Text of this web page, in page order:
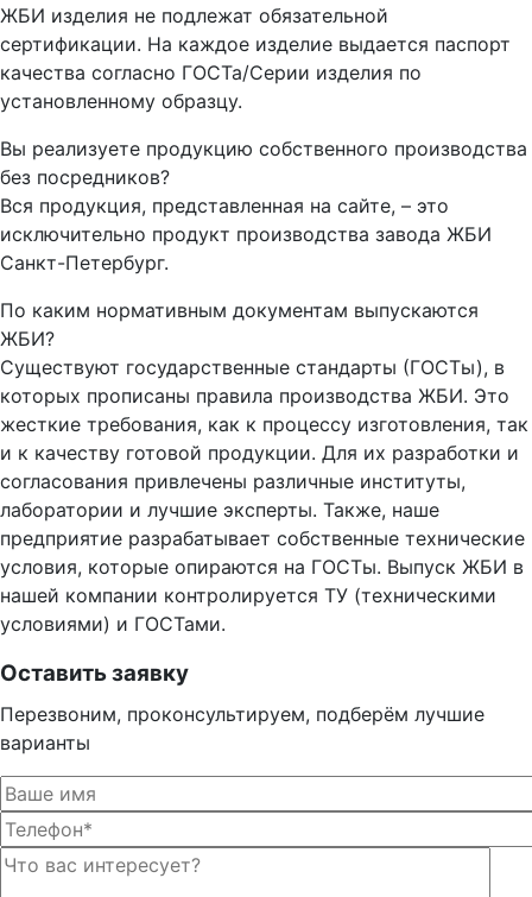
ЖБИ изделия не подлежат обязательной
сертификации. На каждое изделие выдается паспорт
качества согласно ГОСТа/Серии изделия по
установленному образцу.
Вы реализуете продукцию собственного производства
без посредников?
Вся продукция, представленная на сайте, – это
исключительно продукт производства завода ЖБИ
Санкт-Петербург.
По каким нормативным документам выпускаются
ЖБИ?
Существуют государственные стандарты (ГОСТы), в
которых прописаны правила производства ЖБИ. Это
жесткие требования, как к процессу изготовления, так
и к качеству готовой продукции. Для их разработки и
согласования привлечены различные институты,
лаборатории и лучшие эксперты. Также, наше
предприятие разрабатывает собственные технические
условия, которые опираются на ГОСТы. Выпуск ЖБИ в
нашей компании контролируется ТУ (техническими
условиями) и ГОСТами.
Оставить заявку
Перезвоним, проконсультируем, подберём лучшие
варианты